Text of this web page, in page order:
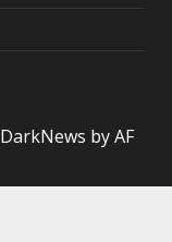
DarkNews by AF